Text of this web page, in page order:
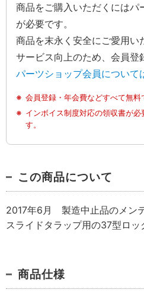
商品をご購入いただくにはパ
が必要です。
商品を末永く安全にご愛用い
サービス向上のため、会員登
パーツショップ会員について
会員登録・年会費などすべて無料
インボイス制度対応の領収書が
す。
この商品について
2017年6月 製造中止品のメン
スライドタラップ用の37型ロッ
商品仕様